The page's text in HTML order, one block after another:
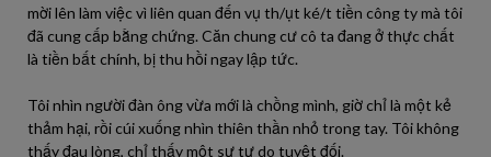
mời lên làm việc vì liên quan đến vụ th/ụt ké/t tiền công ty mà tôi
đã cung cấp bằng chứng. Căn chung cư cô ta đang ở thực chất
là tiền bất chính, bị thu hồi ngay lập tức.
Tôi nhìn người đàn ông vừa mới là chồng mình, giờ chỉ là một kẻ
thảm hại, rồi cúi xuống nhìn thiên thần nhỏ trong tay. Tôi không
thấy đau lòng, chỉ thấy một sự tự do tuyệt đối.